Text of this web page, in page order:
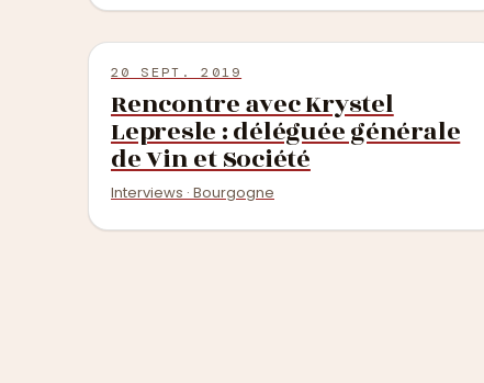
20 SEPT. 2019
Rencontre avec Krystel
Lepresle : déléguée générale
de Vin et Société
Interviews · Bourgogne